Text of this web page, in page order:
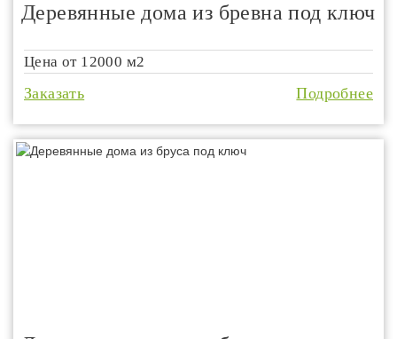
Деревянные дома из бревна под ключ
Цена от 12000 м2
Заказать Подробнее